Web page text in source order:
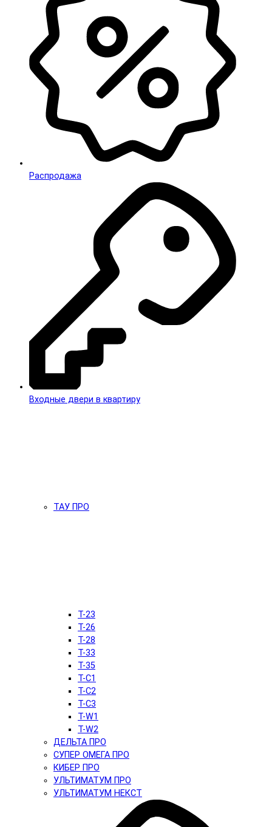
Распродажа
Входные двери в квартиру
ТАУ ПРО
T-23
T-26
T-28
T-33
T-35
T-C1
T-C2
T-C3
T-W1
T-W2
ДЕЛЬТА ПРО
СУПЕР ОМЕГА ПРО
КИБЕР ПРО
УЛЬТИМАТУМ ПРО
УЛЬТИМАТУМ НЕКСТ